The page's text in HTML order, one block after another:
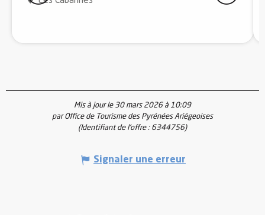
Mis à jour le 30 mars 2026 à 10:09
par Office de Tourisme des Pyrénées Ariégeoises
(Identifiant de l'offre : 6344756)
Signaler une erreur